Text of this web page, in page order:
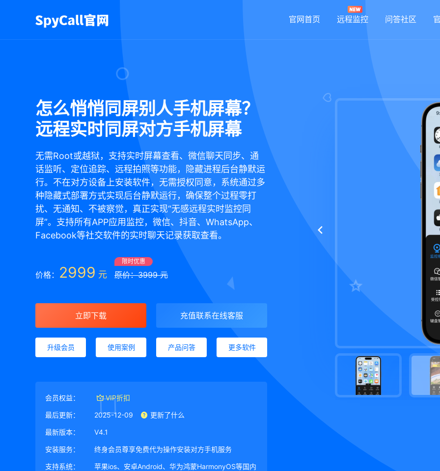
官网首页 远程监控 问答社区
怎么悄悄同屏别人手机屏幕？
远程实时同屏对方手机屏幕
无需Root或越狱，支持实时屏幕查看、微信聊天同步、通
话监听、定位追踪、远程拍照等功能，隐藏进程后台静默运
行。不在对方设备上安装软件，无需授权同意，系统通过多
种隐藏式部署方式实现后台静默运行，确保整个过程零打
扰、无通知、不被察觉，真正实现“无感远程实时监控同
屏”。支持所有APP应用监控，微信、抖音、WhatsApp、
Facebook等社交软件的实时聊天记录获取查看。
价格： 2999 元
限时优惠
原价：3999 元
立即下载 充值联系在线客服
升级会员 使用案例 产品问答 更多软件
会员权益： VIP折扣
最后更新： 2025-12-09 更新了什么
最新版本： V4.1
安装服务： 终身会员尊享免费代为操作安装对方手机服务
支持系统： 苹果ios、安卓Android、华为鸿蒙HarmonyOS等国内